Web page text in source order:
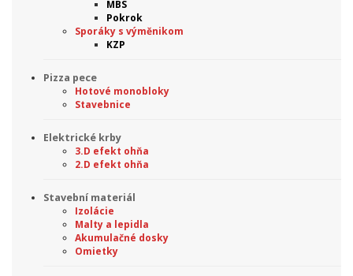
MBS
Pokrok
Sporáky s výměnikom
KZP
Pizza pece
Hotové monobloky
Stavebnice
Elektrické krby
3.D efekt ohňa
2.D efekt ohňa
Stavební materiál
Izolácie
Malty a lepidla
Akumulačné dosky
Omietky